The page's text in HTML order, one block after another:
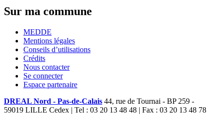
Sur ma commune
MEDDE
Mentions légales
Conseils d’utilisations
Crédits
Nous contacter
Se connecter
Espace partenaire
DREAL Nord - Pas-de-Calais 44, rue de Tournai - BP 259 -
59019 LILLE Cedex | Tel : 03 20 13 48 48 | Fax : 03 20 13 48 78